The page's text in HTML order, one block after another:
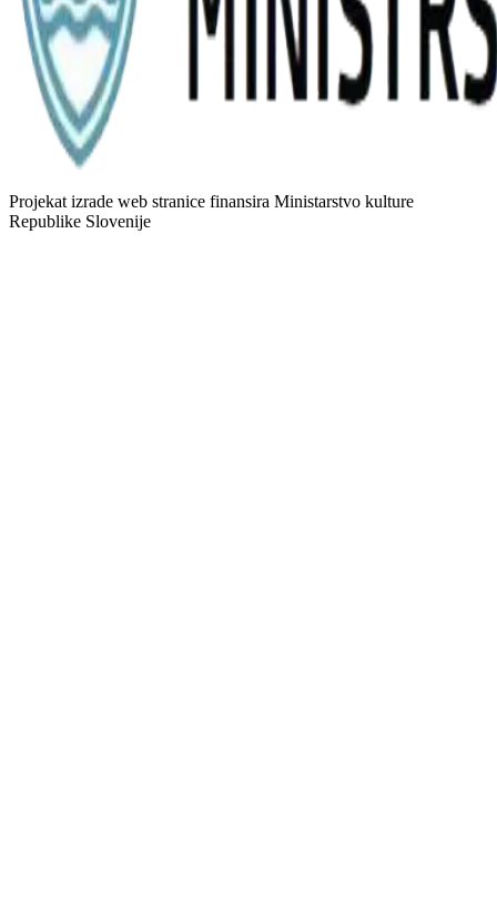
Projekat izrade web stranice finansira Ministarstvo kulture
Republike Slovenije